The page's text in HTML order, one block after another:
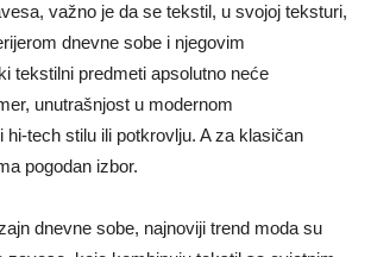
važno je da se tekstil, u svojoj teksturi,
dnevne sobe i njegovim
tekstilni predmeti apsolutno neće
unutrašnjost u modernom
hi-tech stilu ili potkrovlju. A za klasičan
pogodan izbor.
dnevne sobe, najnoviji trend moda su